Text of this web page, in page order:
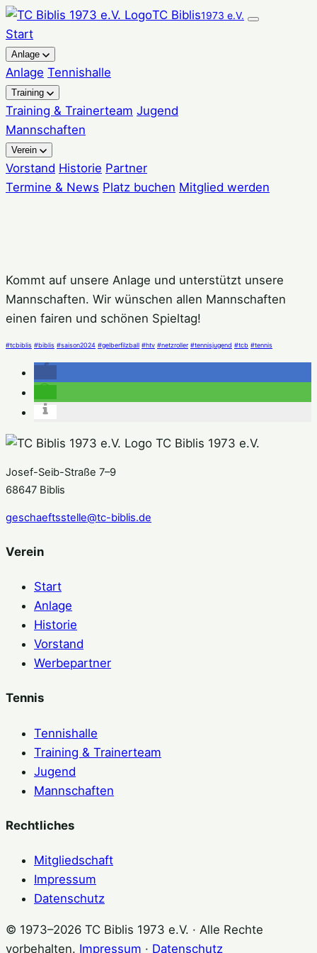
Zum
Inhalt
springen
TC Biblis1973 e.V.
Start
Anlage
Anlage Tennishalle
Training
Training & Trainerteam Jugend
Mannschaften
Verein
Vorstand Historie Partner
Termine & News Platz buchen Mitglied werden
Kommt auf unsere Anlage und unterstützt unsere
Mannschaften. Wir wünschen allen Mannschaften
einen fairen und schönen Spieltag!
#tcbiblis #biblis #saison2024 #gelberfilzball #htv #netzroller #tennisjugend #tcb #tennis
TC Biblis 1973 e.V.
Josef-Seib-Straße 7–9
68647 Biblis
geschaeftsstelle@tc-biblis.de
Verein
Start
Anlage
Historie
Vorstand
Werbepartner
Tennis
Tennishalle
Training & Trainerteam
Jugend
Mannschaften
Rechtliches
Mitgliedschaft
Impressum
Datenschutz
© 1973–2026 TC Biblis 1973 e.V. · Alle Rechte
vorbehalten. Impressum · Datenschutz